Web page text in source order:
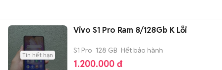
Tin hết hạn
Vivo S1 Pro Ram 8/128Gb K Lỗi
S1 Pro 128 GB Hết bảo hành
1.200.000 đ